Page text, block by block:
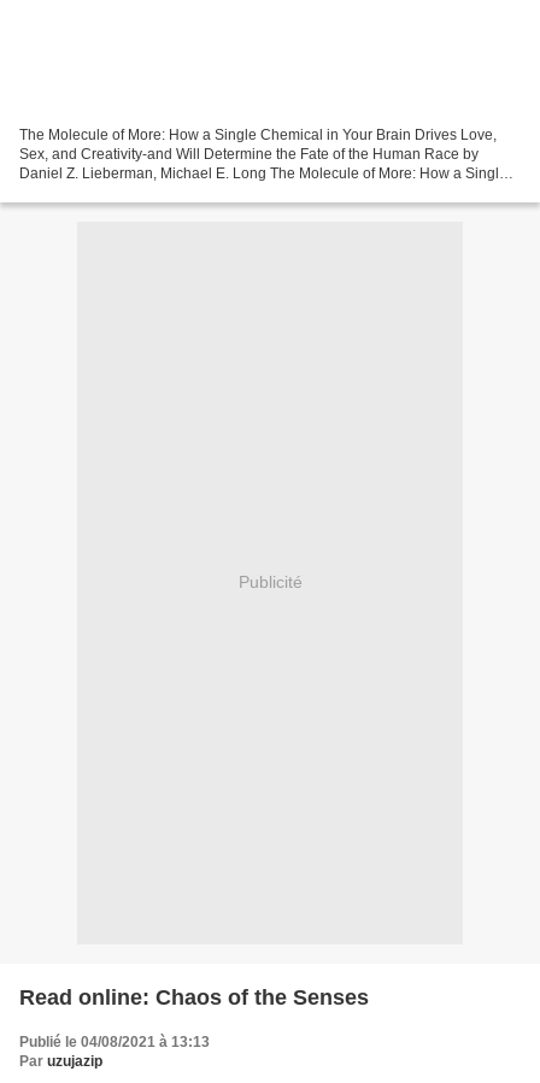
The Molecule of More: How a Single Chemical in Your Brain Drives Love,
Sex, and Creativity-and Will Determine the Fate of the Human Race by
Daniel Z. Lieberman, Michael E. Long The Molecule of More: How a Single
Publicité
Read online: Chaos of the Senses
Publié le 04/08/2021 à 13:13
Par uzujazip